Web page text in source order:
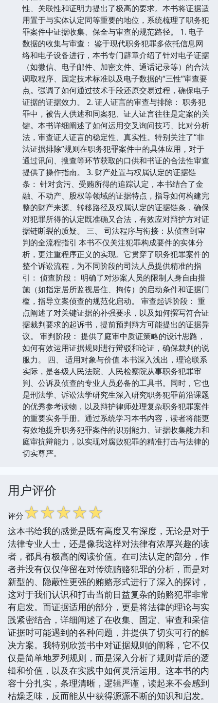
性、关联性和证明力提出了极高的要求。本书将证据适
用置于与实体认定同等重要的地位，系统梳理了职务犯
罪案件中证据收集、保全与审查的规范路径。 1. 电子
数据的收集与审查： 鉴于现代职务犯罪多依托信息网
络和电子设备进行，本书专门辟章介绍了针对电子证据
（如微信、电子邮件、加密文件、通话记录等）的合法
调取程序、固定技术标准以及电子数据的“三性”审查要
点。强调了如何通过技术手段还原交易过程，确保电子
证据的证据效力。 2. 证人证言的审查与排除： 职务犯
罪中，被告人供述和同案犯、证人证言往往是定案的关
键。本书详细阐述了如何运用交叉询问技巧、比对分析
法，审查证人证言的稳定性、真实性。特别关注了“非
法证据排除”规则在职务犯罪案件中的具体应用，对于
通过讯问、搜查等环节获取的口供和书证的合法性审查
提供了操作指南。 3. 财产处置与权属认定的证据链
条： 针对贪污、受贿所得的追踪认定，本书结合了金
融、不动产、股权等领域的证据特点，指导如何构建完
整的财产来源、转移路径及权属认定的证据链条，确保
对犯罪所得的认定既准确又合法，有效应对辩护方对证
据链断裂的质疑。 三、 司法程序与衔接：从侦查到审
判的全流程指引 本书不仅关注犯罪构成要件的实体分
析，更注重程序正义的实现。它贯穿了职务犯罪案件的
整个诉讼流程，为不同阶段的司法人员提供精准的指
引： 侦查阶段： 明确了对涉案人员的限制人身自由措
施（如指定居所监视居住、拘传）的启动条件和证据门
槛，指导立案侦查的规范化启动。 审查起诉阶段： 重
点阐述了对关键证据的补强要求，以及如何撰写符合证
据裁判要求的起诉书，提前预判辩方可能提出的证据异
议。 审判阶段： 提供了庭审中质证策略的设计思路，
如何有效运用证据规则进行辩驳和论证，确保裁判的说
服力。 四、 适用对象与价值 本书深入浅出，理论联系
实际，是各级人民法院、人民检察院从事职务犯罪审
判、公诉及侦查的专业人员必备的工具书。同时，它也
是刑法学、诉讼法学研究生深入研究职务犯罪前沿课题
的优秀参考读物，以及辩护律师处理复杂职务犯罪案件
的重要实务手册。通过系统学习本书内容，读者将能更
有效地提升职务犯罪案件的识别能力、证据收集能力和
庭审抗辩能力，以实现对腐败犯罪的精准打击与法律的
切实尊严。
用户评价
评分☆☆☆☆☆
这本书给我的感觉是既有高度又有深度，无论是对于
法律专业人士，还是像我这样对法律有浓厚兴趣的读
者，都具有极高的阅读价值。在司法认定的部分，作
者并没有仅仅停留在对传统贿赂犯罪的分析，而是对
新型的、隐蔽性更强的贿赂形式进行了深入的探讨，
这对于我们认识和打击当前日益复杂的贿赂犯罪非常
有启发。而证据适用的部分，更是将法律的理论与实
践紧密结合，详细阐述了在收集、固定、审查和采信
证据时可能遇到的各种问题，并提供了切实可行的解
决方案。我特别欣赏书中对证据规则的阐释，它不仅
仅是简单地罗列规则，而是深入分析了规则背后的逻
辑和价值，以及在实践中如何灵活运用。这本书的内
容十分扎实，条理清晰，逻辑严谨，读起来不会感到
枯燥乏味，反而能从中获得源源不断的知识和启发。